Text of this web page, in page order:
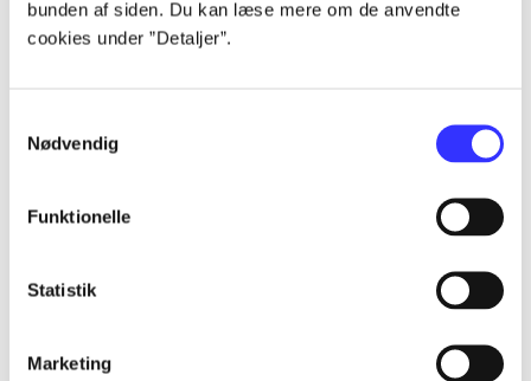
bunden af siden. Du kan læse mere om de anvendte
cookies under ”Detaljer”.
Nødvendig
Funktionelle
Statistik
Marketing
Alle registrerede artikler fordelt på udgivelser
...
...
...